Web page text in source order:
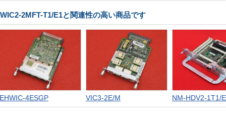
2MFT-T1/E1と関連性の高い商品です
EHWIC-4ESGP VIC3-2E/M NM-HDV2-1T1/